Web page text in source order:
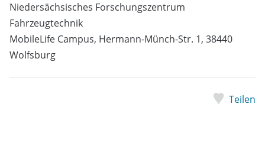
Niedersächsisches Forschungszentrum
Fahrzeugtechnik
MobileLife Campus, Hermann-Münch-Str. 1, 38440
Wolfsburg
Teilen